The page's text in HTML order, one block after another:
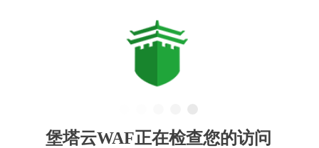
堡塔云WAF正在检查您的访问